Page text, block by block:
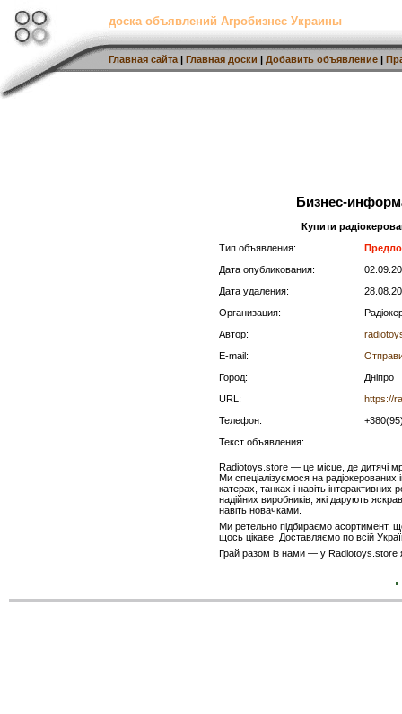
доска объявлений Агробизнес Украины
Главная сайта | Главная доски | Добавить объявление |
Бизнес-
Купити
Тип объявления:
Дата опубликования:
Дата удаления:
Организация:
Автор:
E-mail:
Город:
Дніпро
URL:
https://
Телефон:
Текст объявления:
Radiotoys.store — це місце, де дитячі
Ми спеціалізуємося на
катерах, танках і навіть інтерактивних
надійних виробників, які дарують
навіть новачками.
Ми ретельно підбираємо асортимент,
щось цікаве. Доставляємо по всій
Грай разом із нами — у Radiotoys.store